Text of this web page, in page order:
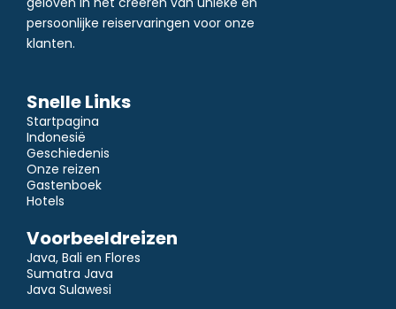
persoonlijke reiservaringen voor onze
klanten.
Snelle Links
Startpagina
Indonesië
Geschiedenis
Onze reizen
Gastenboek
Hotels
Voorbeeldreizen
Java, Bali en Flores
Sumatra Java
Java Sulawesi